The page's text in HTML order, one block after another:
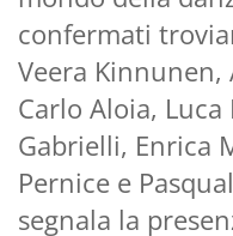
confermati
Veera Kinnunen,
Carlo Aloia, Luca
Gabrielli, Enrica
Pernice e
segnala la